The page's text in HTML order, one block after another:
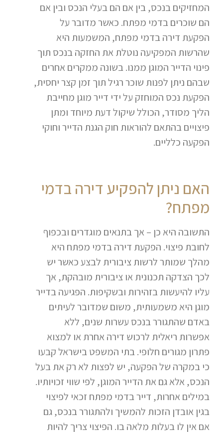
המחזיקים בנכס, בין אם הם בעלי הנכס ובין אם
הם שוכרים בדמי מפתח. כאשר מדובר על
הפקעת דירה בדמי מפתח, המשמעות היא
שהרשות המפקיעה נוטלת את החזקה בנכס תוך
פינוי הדייר המוגן ממנו. בשונה ממקרים אחרים
שבהם ניתן לפנות שוכר רגיל תוך זמן קצר יחסית,
הפקעת נכס המוחזק על ידי דייר מוגן מחייבת
הליך מסודר, הכולל שיקול דעת מיוחד ומתן
פיצויים בהתאם להוראות חוק הגנת הדייר וחוקי
הפקעה כלליים.
האם ניתן להפקיע דירה בדמי
מפתח?
התשובה היא כן – אך בתנאים מוגדרים ובכפוף
לחובת פיצוי. הפקעת דירה בדמי מפתח היא
מהלך שמותר לרשות ציבורית לבצע כאשר יש
לכך הצדקה תכנונית או ציבורית מובהקת, אך
עליו להיעשות בזהירות ובשקיפות. הפגיעה בדייר
מוגן היא משמעותית, משום שמדובר לעיתים
באדם שהתגורר בנכס עשרות שנים, ללא
אפשרות ריאלית לרכוש דירה אחרת או למצוא
פתרון מגורים חלופי. בתי המשפט בישראל קבעו
כי במקרה של הפקעה, יש לפצות לא רק את בעל
הנכס, אלא גם את הדייר המוגן, לפי שווי זכויותיו.
במילים אחרות, דייר בדמי מפתח זכאי לפיצוי
בגין אובדן הזכות להמשיך ולהתגורר בנכס, גם
אם אין לו בעלות מלאה בו. הפיצוי צריך להיות